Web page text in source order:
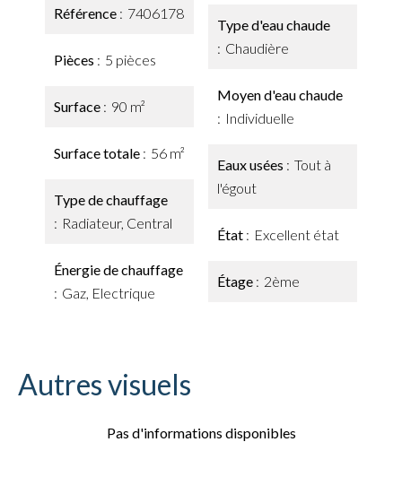
Référence 7406178
Pièces 5 pièces
Surface 90 m²
Surface totale 56 m²
Type de chauffage
Radiateur, Central
Énergie de chauffage
Gaz, Electrique
Type d'eau chaude
Chaudière
Moyen d'eau chaude
Individuelle
Eaux usées
Tout à
l'égout
État Excellent état
Étage 2ème
Autres visuels
Pas d'informations disponibles